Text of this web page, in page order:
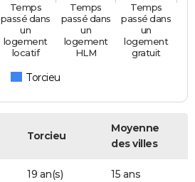
Torcieu
Temps
passé dans
un
logement
locatif
Temps
passé dans
un
logement
HLM
Temps
passé dans
un
logement
gratuit
Torcieu
Moyenne
des villes
19 an(s) 15 ans